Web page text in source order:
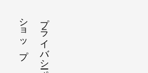
プライバシーポリシー
ショップ